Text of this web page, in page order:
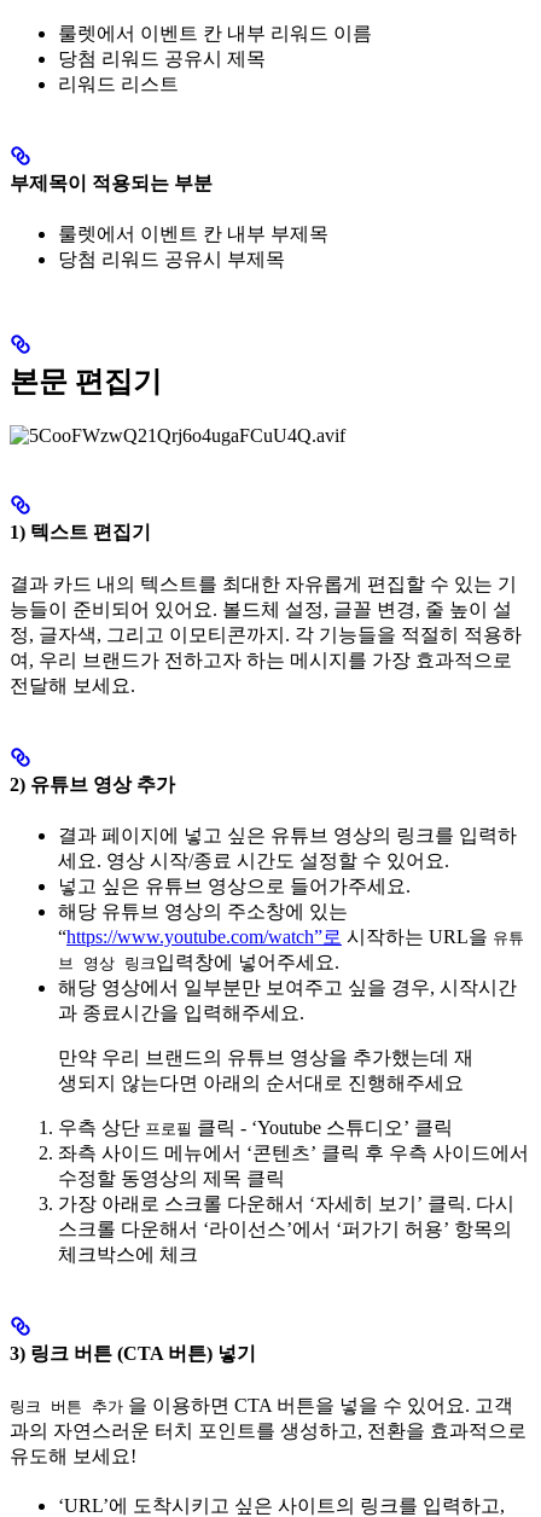
룰렛에서 이벤트 칸 내부 리워드 이름
당첨 리워드 공유시 제목
리워드 리스트
부제목이 적용되는 부분
룰렛에서 이벤트 칸 내부 부제목
당첨 리워드 공유시 부제목
본문 편집기
1) 텍스트 편집기
결과 카드 내의 텍스트를 최대한 자유롭게 편집할 수 있는 기
능들이 준비되어 있어요. 볼드체 설정, 글꼴 변경, 줄 높이 설
정, 글자색, 그리고 이모티콘까지. 각 기능들을 적절히 적용하
여, 우리 브랜드가 전하고자 하는 메시지를 가장 효과적으로
전달해 보세요.‍
2) 유튜브 영상 추가
결과 페이지에 넣고 싶은 유튜브 영상의 링크를 입력하
세요. 영상 시작/종료 시간도 설정할 수 있어요.
넣고 싶은 유튜브 영상으로 들어가주세요.
해당 유튜브 영상의 주소창에 있는
“https://www.youtube.com/watch”로 시작하는 URL을 유튜
브 영상 링크입력창에 넣어주세요.
해당 영상에서 일부분만 보여주고 싶을 경우, 시작시간
과 종료시간을 입력해주세요. ‍
만약 우리 브랜드의 유튜브 영상을 추가했는데 재
생되지 않는다면 아래의 순서대로 진행해주세요
우측 상단 프로필 클릭 - ‘Youtube 스튜디오’ 클릭
좌측 사이드 메뉴에서 ‘콘텐츠’ 클릭 후 우측 사이드에서
수정할 동영상의 제목 클릭
가장 아래로 스크롤 다운해서 ‘자세히 보기’ 클릭. 다시
스크롤 다운해서 ‘라이선스’에서 ‘퍼가기 허용’ 항목의
체크박스에 체크
3) 링크 버튼 (CTA 버튼) 넣기
링크 버튼 추가 을 이용하면 CTA 버튼을 넣을 수 있어요. 고객
과의 자연스러운 터치 포인트를 생성하고, 전환을 효과적으로
유도해 보세요!
‘URL’에 도착시키고 싶은 사이트의 링크를 입력하고,